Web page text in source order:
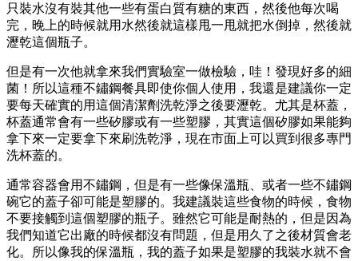
只裝水沒有裝其他一些有蛋白質有糖的東西，然後他每次喝
完，晚上的時候就用水然後就這樣甩一甩就把水倒掉，然後就
瀝乾這個瓶子。
但是有一次他就拿來我們實驗室一做檢驗，哇！發現好多的細
菌！所以這種不鏽鋼餐具即使你個人使用，我還是建議你一定
要每天確實的用這個清潔劑洗乾淨之後要瀝乾。尤其是杯蓋，
杯蓋通常會有一些矽膠或有一些塑膠，其實這個矽膠如果能夠
拿下來一定要拿下來刷洗乾淨，現在市面上可以買到很多專門
洗杯蓋的。
通常容器會用不鏽鋼，但是有一些像保溫瓶、或者一些不鏽鋼
碗它的蓋子卻可能是塑膠的。我建議裝這些食物的時候，食物
不要接觸到這個塑膠的瓶子。雖然它可能是耐熱的，但是因為
我們知道它出廠的時候都沒有問題，但是用久了之後材質會老
化。所以像我的保溫瓶，我的蓋子如果是塑膠的我裝水就不會